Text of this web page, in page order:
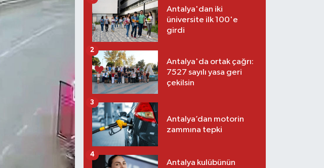
Antalya'dan iki
üniversite ilk 100'e
girdi
Antalya'da ortak çağrı:
7527 sayılı yasa geri
çekilsin
2
Antalya’dan motorin
zammına tepki
3
Antalya kulübünün
4